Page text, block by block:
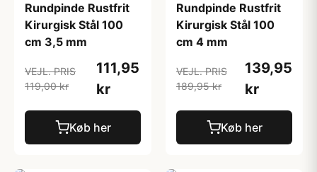
Rundpinde Rustfrit
Kirurgisk Stål 100
cm 3,5 mm
VEJL. PRIS
119,00 kr
111,95
kr
Køb her
Rundpinde Rustfrit
Kirurgisk Stål 100
cm 4 mm
VEJL. PRIS
189,95 kr
139,95
kr
Køb her